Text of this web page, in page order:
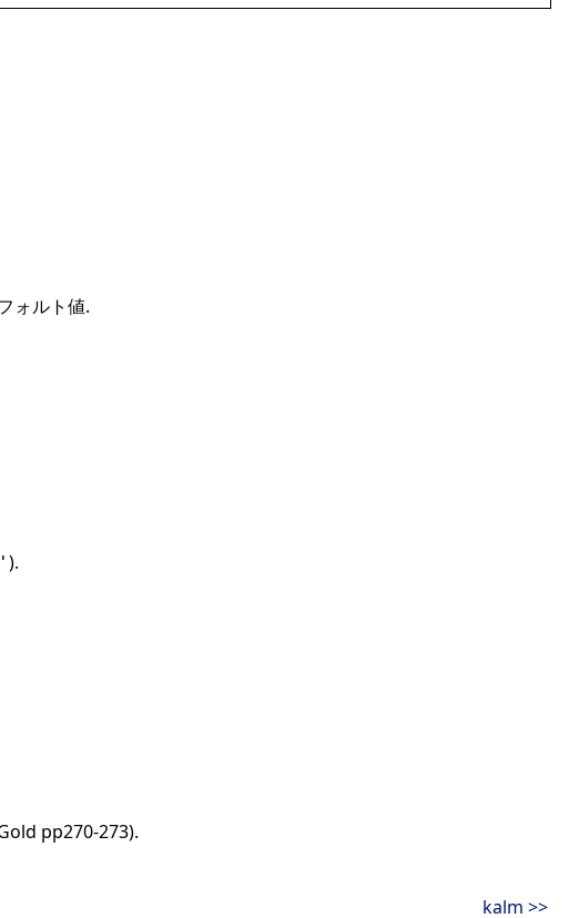
ォルト値.
).
pp270-273).
kalm >>